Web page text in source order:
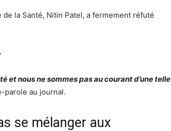
la Santé, Nitin Patel, a fermement réfuté
et nous ne sommes pas au courant d’une telle
parole au journal.
se mélanger aux